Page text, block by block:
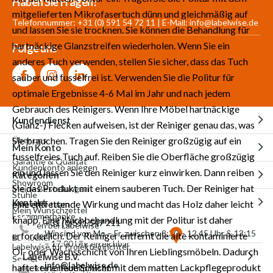
mitgelieferten Mikrofasertuch dünn und gleichmäßig auf
und lassen Sie sie trocknen. Sie können die Behandlung für
hartnäckige Glanzstreifen wiederholen. Wenn Sie ein
anderes Tuch verwenden, stellen Sie sicher, dass das Tuch
sauber und fusselfrei ist. Verwenden Sie die Politur für
optimale Ergebnisse 4-6 Mal im Jahr und nach jedem
Gebrauch des Reinigers. Wenn Ihre Möbel hartnäckige
(Glanz-) Flecken aufweisen, ist der Reiniger genau das, was
Sie brauchen. Tragen Sie den Reiniger großzügig auf ein
fusselfreies Tuch auf. Reiben Sie die Oberfläche großzügig
ein und lassen Sie den Reiniger kurz einwirken. Dann reiben
Sie das Produkt mit einem sauberen Tuch. Der Reiniger hat
eine entfettende Wirkung und macht das Holz daher leicht
knapp. Eine Nachbehandlung mit der Politur ist daher
erforderlich. Der Reiniger entfernt die alte kontaminierte
Öl- oder Wachsschicht von Ihren Lieblingsmöbeln. Dadurch
haftet eine neue Schicht mit dem matten Lackpflegeprodukt
Produkte auf Lager
Showroom
eigener Produktion
Telefonnummer: +31 (0) 591 54 72 11 | E-Mail: info@labelwise.de
Folge uns
Kundendienst
Über uns
Garantie & Qualität
Showroom
Meet the team
Arbeiten bei Labelwise
Labelwise für Projekteinrichter
Produkte zu Fabrikpreisen
Mein Konto
Kundenkonto anlegen
Meine Bestellungen
Mein Wunschzettel
Kategorien
Stühle
Esszimmerbänke
Barhocker
Sessel
Kontakt
+31 (0)591 547 211
Wir sind von Mo – Fr, zwischen 8:30 – 12.45 Uhr & 13:15
– 17:00 Uhr erreichbar
info@labelwise.de
Labelwise B.V.